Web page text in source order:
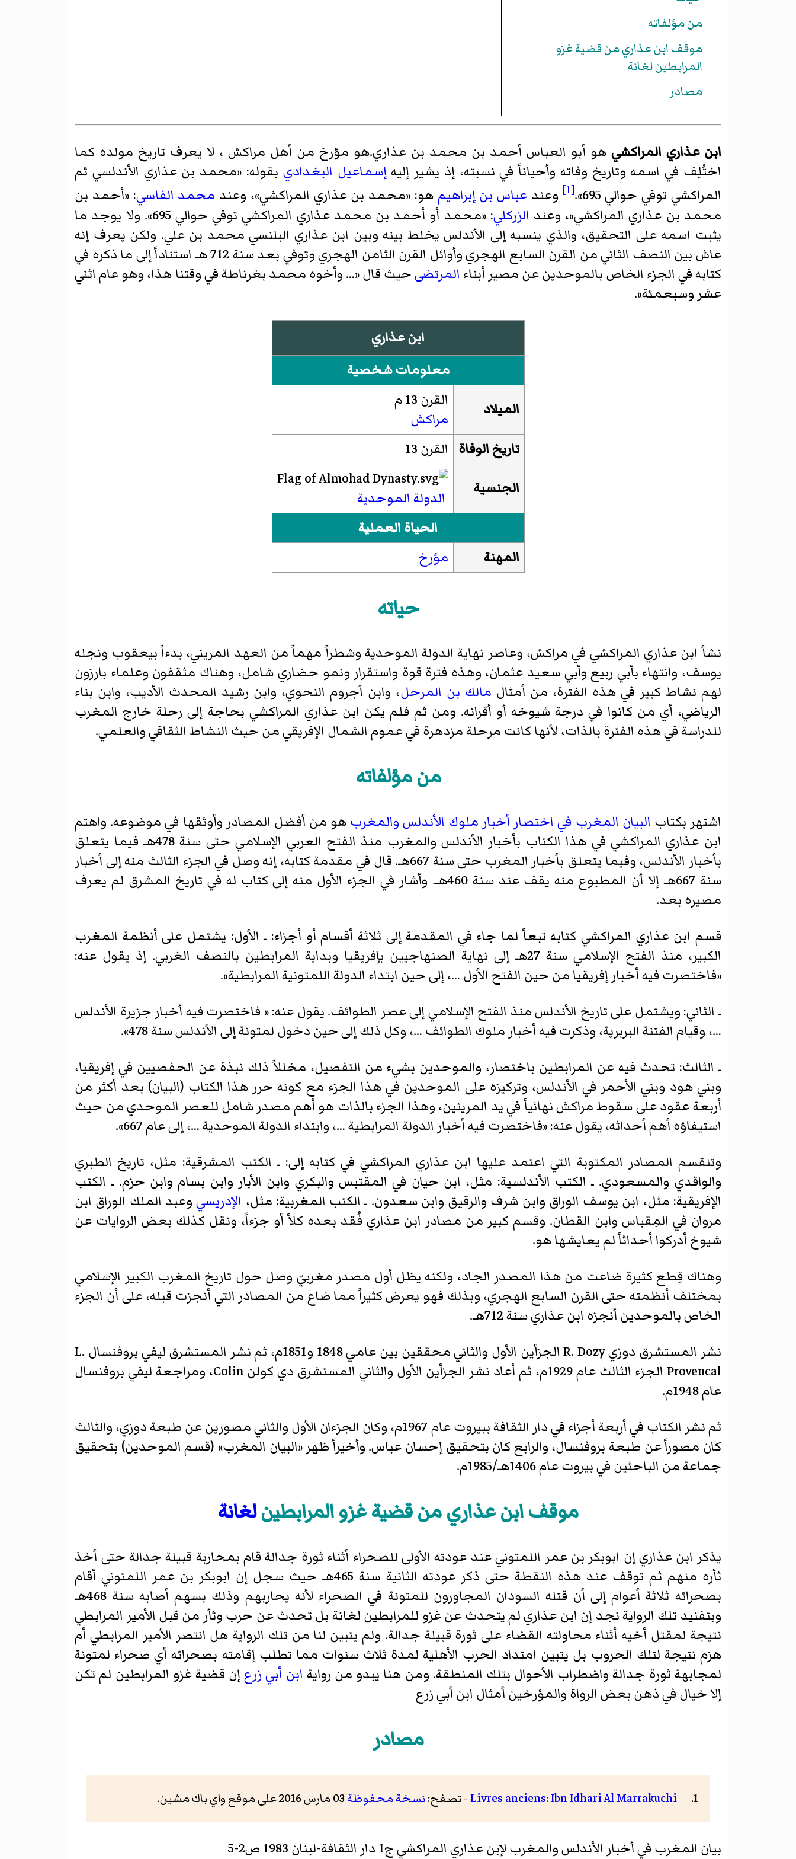
من مؤلفاته
موقف ابن عذاري من قضية غزو
المرابطين لغانة
مصادر
ابن عذاري المراكشي هو أبو العباس أحمد بن محمد بن عذاري.هو مؤرخ من أهل مراكش ، لا يعرف تاريخ مولده كما
اختُلِف في اسمه وتاريخ وفاته وأحياناً في نسبته، إذ يشير إليهإسماعيل البغدادي بقوله: «محمد بن عذاري الأندلسي ثم
المراكشي توفي حوالي 695».
[1] وعند عباس بن إبراهيم هو: «محمد بن عذاري المراكشي»، وعند محمد الفاسي: «أحمد بن
محمد بن عذاري المراكشي»، وعند الزركلي
: «محمد أو أحمد بن محمد عذاري المراكشي توفي حوالي 695». ولا يوجد ما
يثبت اسمه على التحقيق، والذي ينسبه إلى الأندلس يخلط بينه وبين ابن عذاري البلنسي محمد بن علي. ولكن يعرف إنه
عاش بين النصف الثاني من القرن السابع الهجري وأوائل القرن الثامن الهجري وتوفي بعد سنة 712 هـ استناداً إلى ما ذكره في
كتابه في الجزء الخاص بالموحدين عن مصير أبناء المرتضىحيث قال «… وأخوه محمد بغرناطة في وقتنا هذا، وهو عام اثني
عشر وسبعمئة».
ابن عذاري
معلومات شخصية
الميلاد
القرن 13 م
مراكش
تاريخ الوفاة
القرن 13
الجنسية
الدولة الموحدية
الحياة العملية
المهنة
مؤرخ
حياته
نشأ ابن عذاري المراكشي في مراكش، وعاصر نهاية الدولة الموحدية وشطراً مهماً من العهد المريني، بدءاً بيعقوب ونجله
يوسف، وانتهاء بأبي ربيع وأبي سعيد عثمان، وهذه فترة قوة واستقرار ونمو حضاري شامل، وهناك مثقفون وعلماء بارزون
لهم نشاط كبير في هذه الفترة، من أمثال مالك بن المرحل، وابن آجروم النحوي، وابن رشيد المحدث الأديب، وابن بناء
الرياضي، أي من كانوا في درجة شيوخه أو أقرانه. ومن ثم فلم يكن ابن عذاري المراكشي بحاجة إلى رحلة خارج المغرب
للدراسة في هذه الفترة بالذات، لأنها كانت مرحلة مزدهرة في عموم الشمال الإفريقي من حيث النشاط الثقافي والعلمي.
من مؤلفاته
اشتهر بكتاب البيان المغرب في اختصار أخبار ملوك الأندلس والمغرب هو من أفضل المصادر وأوثقها في موضوعه. واهتم
ابن عذاري المراكشي في هذا الكتاب بأخبار الأندلس والمغرب منذ الفتح العربي الإسلامي حتى سنة 478هـ فيما يتعلق
بأخبار الأندلس، وفيما يتعلق بأخبار المغرب حتى سنة 667هـ. قال في مقدمة كتابه، إنه وصل في الجزء الثالث منه إلى أخبار
سنة 667هـ إلا أن المطبوع منه يقف عند سنة 460هـ. وأشار في الجزء الأول منه إلى كتاب له في تاريخ المشرق لم يعرف
مصيره بعد.
قسم ابن عذاري المراكشي كتابه تبعاً لما جاء في المقدمة إلى ثلاثة أقسام أو أجزاء: ـ الأول: يشتمل على أنظمة المغرب
الكبير، منذ الفتح الإسلامي سنة 27هـ إلى نهاية الصنهاجيين بإفريقيا وبداية المرابطين بالنصف الغربي. إذ يقول عنه:
«فاختصرت فيه أخبار إفريقيا من حين الفتح الأول …، إلى حين ابتداء الدولة اللمتونية المرابطية».
ـ الثاني: ويشتمل على تاريخ الأندلس منذ الفتح الإسلامي إلى عصر الطوائف. يقول عنه: « فاختصرت فيه أخبار جزيرة الأندلس
…، وقيام الفتنة البربرية، وذكرت فيه أخبار ملوك الطوائف …، وكل ذلك إلى حين دخول لمتونة إلى الأندلس سنة 478».
ـ الثالث: تحدث فيه عن المرابطين باختصار، والموحدين بشيء من التفصيل، مخللاً ذلك نبذة عن الحفصيين في إفريقيا،
وبني هود وبني الأحمر في الأندلس، وتركيزه على الموحدين في هذا الجزء مع كونه حرر هذا الكتاب (البيان) بعد أكثر من
أربعة عقود على سقوط مراكش نهائياً في يد المرينين، وهذا الجزء بالذات هو أهم مصدر شامل للعصر الموحدي من حيث
استيفاؤه أهم أحداثه، يقول عنه: «فاختصرت فيه أخبار الدولة المرابطية …، وابتداء الدولة الموحدية …، إلى عام 667».
وتنقسم المصادر المكتوبة التي اعتمد عليها ابن عذاري المراكشي في كتابه إلى: ـ الكتب المشرقية: مثل، تاريخ الطبري
والواقدي والمسعودي. ـ الكتب الأندلسية: مثل، ابن حيان في المقتبس والبكري وابن الأبار وابن بسام وابن حزم. ـ الكتب
الإفريقية: مثل، ابن يوسف الوراق وابن شرف والرقيق وابن سعدون. ـ الكتب المغربية: مثل، الإدريسيوعبد الملك الوراق ابن
مروان في المِقباس وابن القطان. وقسم كبير من مصادر ابن عذاري فُقد بعده كلاً أو جزءاً، ونقل كذلك بعض الروايات عن
شيوخ أدركوا أحداثاً لم يعايشها هو.
وهناك قِطع كثيرة ضاعت من هذا المصدر الجاد، ولكنه يظل أول مصدر مغربيّ وصل حول تاريخ المغرب الكبير الإسلامي
بمختلف أنظمته حتى القرن السابع الهجري، وبذلك فهو يعرض كثيراً مما ضاع من المصادر التي أنجزت قبله، على أن الجزء
الخاص بالموحدين أنجزه ابن عذاري سنة 712هـ.
نشر المستشرق دوزي R. Dozy الجزأين الأول والثاني محققين بين عامي 1848 و1851م، ثم نشر المستشرق ليفي بروفنسال L.
Provencal الجزء الثالث عام 1929م، ثم أعاد نشر الجزأين الأول والثاني المستشرق دي كولن Colin، ومراجعة ليفي بروفنسال
عام 1948م.
ثم نشر الكتاب في أربعة أجزاء في دار الثقافة ببيروت عام 1967م، وكان الجزءان الأول والثاني مصورين عن طبعة دوزي، والثالث
كان مصوراً عن طبعة بروفنسال، والرابع كان بتحقيق إحسان عباس. وأخيراً ظهر «البيان المغرب» (قسم الموحدين) بتحقيق
جماعة من الباحثين في بيروت عام 1406هـ/1985م.
موقف ابن عذاري من قضية غزو المرابطينلغانة
يذكر ابن عذاري إن ابوبكر بن عمر اللمتوني عند عودته الأولى للصحراء أثناء ثورة جدالة قام بمحاربة قبيلة جدالة حتى أخذ
ثأره منهم ثم توقف عند هذه النقطة حتى ذكر عودته الثانية سنة 465هـ حيث سجل إن ابوبكر بن عمر اللمتوني أقام
بصحرائه ثلاثة أعوام إلى أن قتله السودان المجاورون للمتونة في الصحراء لأنه يحاربهم وذلك بسهم أصابه سنة 468هـ
وبتفنيد تلك الرواية نجد إن ابن عذاري لم يتحدث عن غزو للمرابطين لغانة بل تحدث عن حرب وثأر من قبل الأمير المرابطي
نتيجة لمقتل أخيه أثناء محاولته القضاء على ثورة قبيلة جدالة. ولم يتبين لنا من تلك الرواية هل انتصر الأمير المرابطي أم
هزم نتيجة لتلك الحروب بل يتبين امتداد الحرب الأهلية لمدة ثلاث سنوات مما تطلب إقامته بصحرائه أي صحراء لمتونة
لمجابهة ثورة جدالة واضطراب الأحوال بتلك المنطقة. ومن هنا يبدو من رواية ابن أبي زرع إن قضية غزو المرابطين لم تكن
إلا خيال في ذهن بعض الرواة والمؤرخين أمثال ابن أبي زرع
مصادر
Livres anciens: Ibn Idhari Al Marrakuchi- تصفح:نسخة محفوظة03 مارس 2016 على موقع واي باك مشين.
بيان المغرب في أخبار الأندلس والمغرب لإبن عذاري المراكشي ج1 دار الثقافة-لبنان 1983 ص2-5